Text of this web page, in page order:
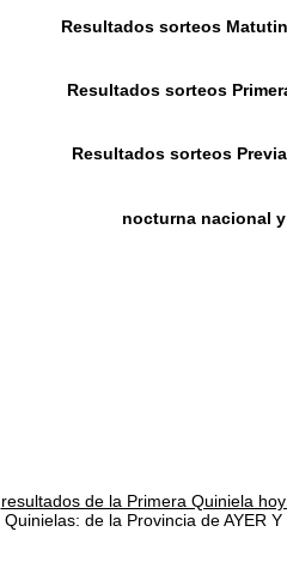
Resultados sorteos
Resultados sorteos
Resultados sorteos
nocturna nacional
resultados de la Primera Quiniela
Quinielas: de la Provincia de AYER